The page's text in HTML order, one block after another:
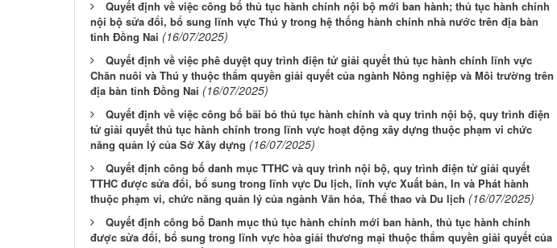
Quyết định về việc công bố thủ tục hành chính nội bộ mới ban hành; thủ tục hành chính
nội bộ sửa đổi, bổ sung lĩnh vực Thú y trong hệ thống hành chính nhà nước trên địa bàn
tỉnh Đồng Nai (16/07/2025)
Quyết định về việc phê duyệt quy trình điện tử giải quyết thủ tục hành chính lĩnh vực
Chăn nuôi và Thú y thuộc thẩm quyền giải quyết của ngành Nông nghiệp và Môi trường trên
địa bàn tỉnh Đồng Nai (16/07/2025)
Quyết định về việc công bố bãi bỏ thủ tục hành chính và quy trình nội bộ, quy trình điện
tử giải quyết thủ tục hành chính trong lĩnh vực hoạt động xây dựng thuộc phạm vi chức
năng quản lý của Sở Xây dựng (16/07/2025)
Quyết định công bố danh mục TTHC và quy trình nội bộ, quy trình điện tử giải quyết
TTHC được sửa đổi, bổ sung trong lĩnh vực Du lịch, lĩnh vực Xuất bản, In và Phát hành
thuộc phạm vi, chức năng quản lý của ngành Văn hóa, Thể thao và Du lịch (16/07/2025)
Quyết định công bố Danh mục thủ tục hành chính mới ban hành, thủ tục hành chính
được sửa đổi, bổ sung trong lĩnh vực hòa giải thương mại thuộc thẩm quyền giải quyết của